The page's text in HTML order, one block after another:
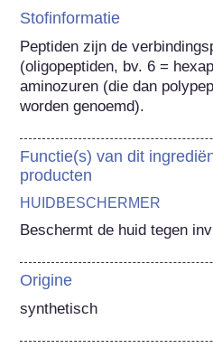
Stofinformatie
Peptiden zijn de
(oligopeptiden, bv. 6 =
aminozuren (die dan
worden genoemd).
Functie(s) van dit
producten
HUIDBESCHERMER
Beschermt de huid tegen
Origine
synthetisch